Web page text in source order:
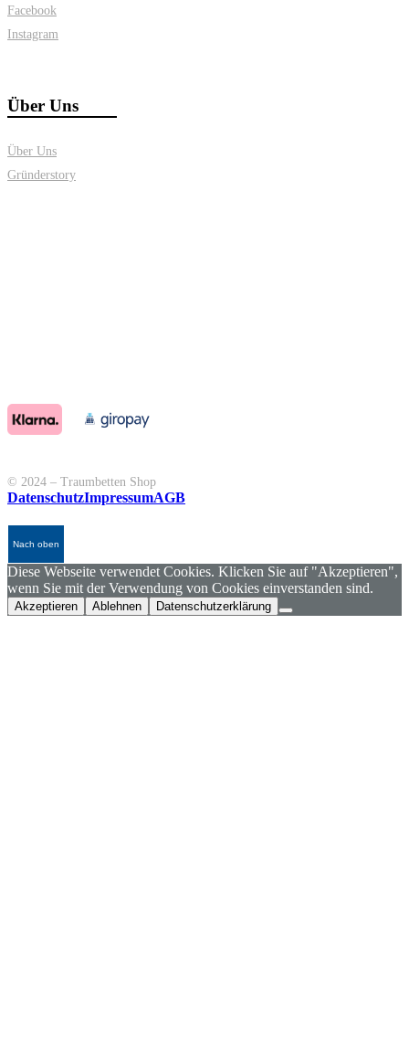
Facebook
Instagram
Über Uns
Über Uns
Gründerstory
© 2024 – Traumbetten Shop
DatenschutzImpressumAGB
Nach oben
Diese Webseite verwendet Cookies. Klicken Sie auf "Akzeptieren",
wenn Sie mit der Verwendung von Cookies einverstanden sind.
Akzeptieren Ablehnen Datenschutzerklärung